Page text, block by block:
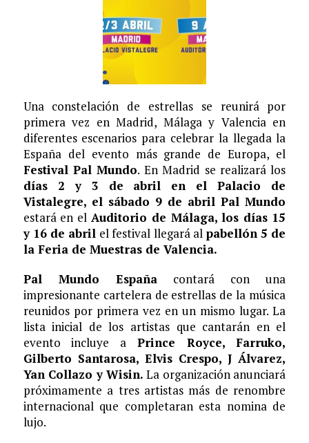
Una constelación de estrellas se reunirá por
primera vez en Madrid, Málaga y Valencia en
diferentes escenarios para celebrar la llegada la
España del evento más grande de Europa, el
Festival Pal Mundo. En Madrid se realizará los
días 2 y 3 de abril en el Palacio de
Vistalegre, el sábado 9 de abril Pal Mundo
estará en elAuditorio de Málaga, los días 15
y 16 de abril el festival llegará alpabellón 5 de
la Feria de Muestras de Valencia.
Pal Mundo Españacontará con una
impresionante cartelera de estrellas de la música
reunidos por primera vez en un mismo lugar. La
lista inicial de los artistas que cantarán en el
evento incluye a Prince Royce, Farruko,
Gilberto Santarosa, Elvis Crespo, J Álvarez,
Yan Collazo y Wisin. La organización anunciará
próximamente a tres artistas más de renombre
internacional que completaran esta nomina de
lujo.